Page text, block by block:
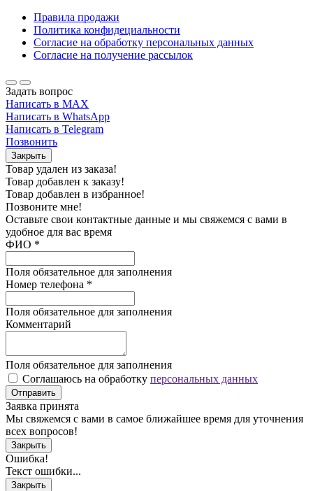
Правила продажи
Политика конфидециальности
Согласие на обработку персональных данных
Согласие на получение рассылок
Задать вопрос
Написать в MAX
Написать в WhatsApp
Написать в Telegram
Позвонить
Закрыть
Товар удален из заказа!
Товар добавлен к заказу!
Товар добавлен в избранное!
Позвоните мне!
Оставьте свои контактные данные и мы свяжемся с вами в
удобное для вас время
ФИО *
Поля обязательное для заполнения
Номер телефона *
Поля обязательное для заполнения
Комментарий
Поля обязательное для заполнения
Соглашаюсь на обработку персональных данных
Отправить
Заявка принята
Мы свяжемся с вами в самое ближайшее время для уточнения
всех вопросов!
Закрыть
Ошибка!
Текст ошибки...
Закрыть